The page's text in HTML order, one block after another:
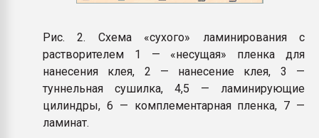
Рис. 2. Схема «сухого» ламинирования с
растворителем 1 — «несущая» пленка для
нанесения клея, 2 — нанесение клея, 3 —
туннельная сушилка, 4,5 — ламинирующие
цилиндры, 6 — комплементарная пленка, 7 —
ламинат.